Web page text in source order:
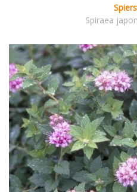
Spiraea